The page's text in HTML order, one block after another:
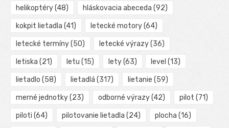
helikoptéry(48) hláskovacia abeceda (92)
kokpit lietadla (41) letecké motory(64)
letecké termíny(50) letecké výrazy(36)
letiska (21) letu (15) lety(63) level (13)
lietadlo (58) lietadlá (317) lietanie (59)
merné jednotky(23) odborné výrazy(42) pilot (71)
piloti (64) pilotovanie lietadla (24) plocha (16)